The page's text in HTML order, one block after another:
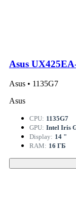
Asus
Asus • 1135G7
Asus
CPU: 1135G7
GPU: Intel Iris
Display: 14 "
RAM: 16 ГБ